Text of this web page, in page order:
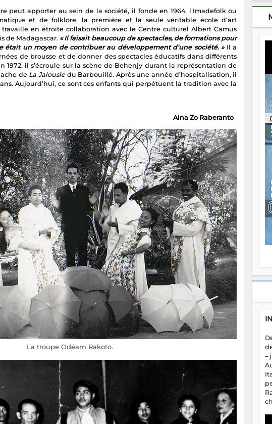
peut apporter au sein de la société, il fonde en 1964, l’Imadefolk ou
et de folklore, la première et la seule véritable école d’art
en étroite collaboration avec le Centre culturel Albert Camus
de Madagascar. « Il faisait beaucoup de spectacles, de formations pour
était un moyen de contribuer au développement d’une société. » Il a
de brousse et de donner des spectacles éducatifs dans différents
1972, il s’écroule sur la scène de Behenjy durant la représentation de
de La Jalousie du Barbouillé. Après une année d’hospitalisation, il
ans. Aujourd’hui, ce sont ces enfants qui perpétuent la tradition avec la
Aina Zo Raberanto
La troupe Odéam Rakoto.
–